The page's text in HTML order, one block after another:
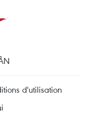
d'utilisation